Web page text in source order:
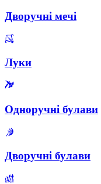
Дворучні мечі
Луки
Одноручні булави
Дворучні булави